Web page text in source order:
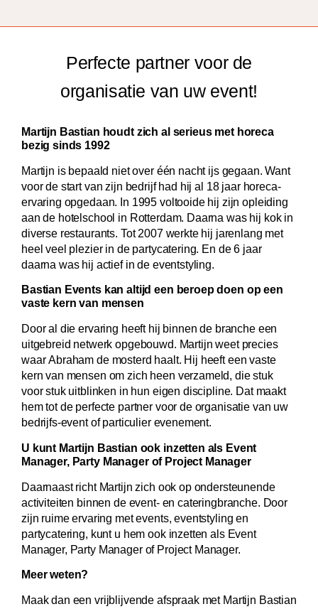
Perfecte partner voor de
organisatie van uw event!
Martijn Bastian houdt zich al serieus met horeca
bezig sinds 1992
Martijn is bepaald niet over één nacht ijs gegaan. Want
voor de start van zijn bedrijf had hij al 18 jaar horeca-
ervaring opgedaan. In 1995 voltooide hij zijn opleiding
aan de hotelschool in Rotterdam. Daarna was hij kok in
diverse restaurants. Tot 2007 werkte hij jarenlang met
heel veel plezier in de partycatering. En de 6 jaar
daarna was hij actief in de eventstyling.
Bastian Events kan altijd een beroep doen op een
vaste kern van mensen
Door al die ervaring heeft hij binnen de branche een
uitgebreid netwerk opgebouwd. Martijn weet precies
waar Abraham de mosterd haalt. Hij heeft een vaste
kern van mensen om zich heen verzameld, die stuk
voor stuk uitblinken in hun eigen discipline. Dat maakt
hem tot de perfecte partner voor de organisatie van uw
bedrijfs-event of particulier evenement.
U kunt Martijn Bastian ook inzetten als Event
Manager, Party Manager of Project Manager
Daarnaast richt Martijn zich ook op ondersteunende
activiteiten binnen de event- en cateringbranche. Door
zijn ruime ervaring met events, eventstyling en
partycatering, kunt u hem ook inzetten als Event
Manager, Party Manager of Project Manager.
Meer weten?
Maak dan een vrijblijvende afspraak met Martijn Bastian